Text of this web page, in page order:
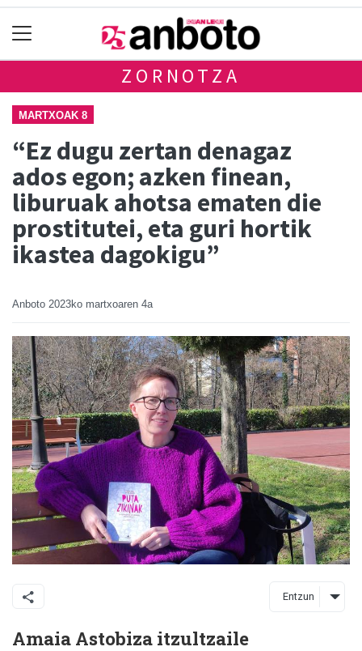
ZORNOTZA
MARTXOAK 8
“Ez dugu zertan denagaz
ados egon; azken finean,
liburuak ahotsa ematen die
prostitutei, eta guri hortik
ikastea dagokigu”
Anboto 2023ko martxoaren 4a
Entzun
Amaia Astobiza itzultzaile